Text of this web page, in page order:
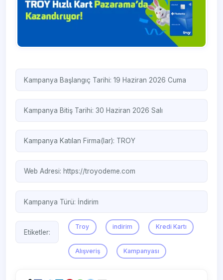
Kampanya Başlangıç Tarihi: 19 Haziran 2026 Cuma
Kampanya Bitiş Tarihi: 30 Haziran 2026 Salı
Kampanya Katılan Firma(lar): TROY
Web Adresi: https://troyodeme.com
Kampanya Türü: İndirim
Etiketler:
Troy indirim Kredi Kartı
Alışveriş Kampanyası